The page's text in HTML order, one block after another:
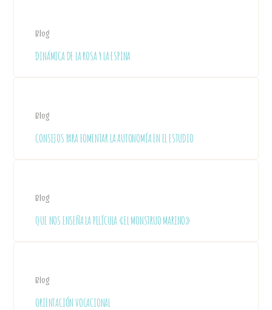
Blog
DINÁMICA DE LA ROSA Y LA ESPINA
Blog
CONSEJOS PARA FOMENTAR LA AUTONOMÍA EN EL ESTUDIO
Blog
QUE NOS ENSEÑA LA PELÍCULA «EL MONSTRUO MARINO»
Blog
ORIENTACIÓN VOCACIONAL